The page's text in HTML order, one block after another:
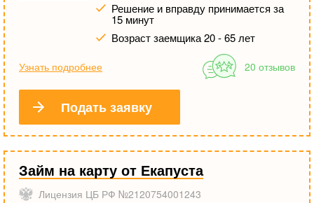
Решение и вправду принимается за
15 минут
Возраст заемщика 20 - 65 лет
Узнать подробнее 20 отзывов
Подать заявку
Займ на карту от Екапуста
Лицензия ЦБ РФ №2120754001243